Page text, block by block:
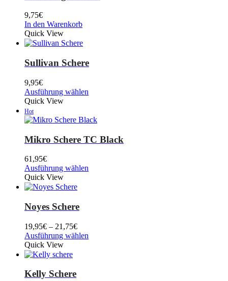
9,75€
In den Warenkorb
Quick View
Sullivan Schere
9,95€
Ausführung wählen
Quick View
Hot
Mikro Schere TC Black
61,95€
Ausführung wählen
Quick View
Noyes Schere
19,95€ – 21,75€
Ausführung wählen
Quick View
Kelly Schere